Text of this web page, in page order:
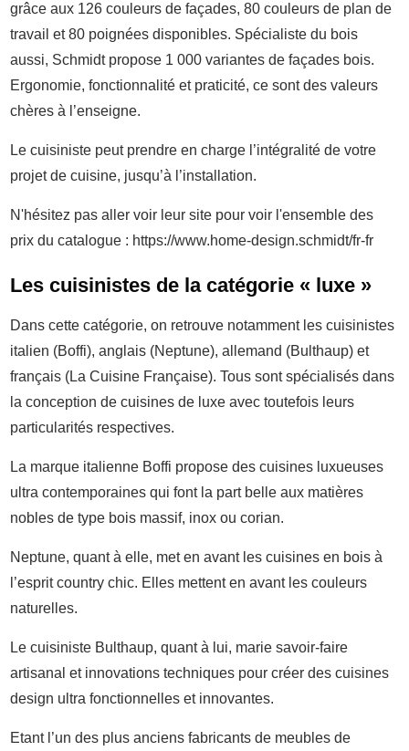
grâce aux 126 couleurs de façades, 80 couleurs de plan de
travail et 80 poignées disponibles. Spécialiste du bois
aussi, Schmidt propose 1 000 variantes de façades bois.
Ergonomie, fonctionnalité et praticité, ce sont des valeurs
chères à l’enseigne.
Le cuisiniste peut prendre en charge l’intégralité de votre
projet de cuisine, jusqu’à l’installation.
N'hésitez pas aller voir leur site pour voir l'ensemble des
prix du catalogue : https://www.home-design.schmidt/fr-fr
Les cuisinistes de la catégorie « luxe »
Dans cette catégorie, on retrouve notamment les cuisinistes
italien (Boffi), anglais (Neptune), allemand (Bulthaup) et
français (La Cuisine Française). Tous sont spécialisés dans
la conception de cuisines de luxe avec toutefois leurs
particularités respectives.
La marque italienne Boffi propose des cuisines luxueuses
ultra contemporaines qui font la part belle aux matières
nobles de type bois massif, inox ou corian.
Neptune, quant à elle, met en avant les cuisines en bois à
l’esprit country chic. Elles mettent en avant les couleurs
naturelles.
Le cuisiniste Bulthaup, quant à lui, marie savoir-faire
artisanal et innovations techniques pour créer des cuisines
design ultra fonctionnelles et innovantes.
Etant l’un des plus anciens fabricants de meubles de